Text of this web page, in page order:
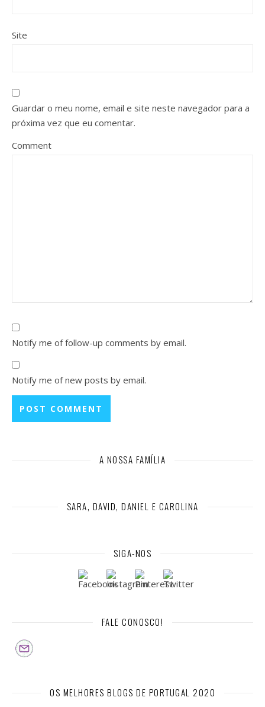
Site
Guardar o meu nome, email e site neste navegador para a
próxima vez que eu comentar.
Comment
Notify me of follow-up comments by email.
Notify me of new posts by email.
A NOSSA FAMÍLIA
SARA, DAVID, DANIEL E CAROLINA
SIGA-NOS
FALE CONOSCO!
OS MELHORES BLOGS DE PORTUGAL 2020